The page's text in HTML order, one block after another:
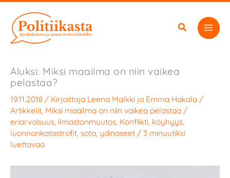
sisältöön
Aluksi: Miksi maailma on niin vaikea
pelastaa?
19.11.2018 / Kirjoittaja Leena Malkki ja Emma Hakala /
Artikkelit Miksi maailma on niin vaikea pelastaa /
eriarvoisuus ilmastonmuutos Konflikti köyhyys
luonnonkatastrofit sota ydinaseet / 3 minuutiksi
luettavaa